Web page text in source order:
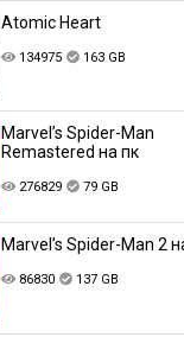
Atomic Heart
134975 163 GB
Marvel’s Spider-Man
Remastered на пк
276829 79 GB
Marvel’s Spider-Man 2
86830 137 GB